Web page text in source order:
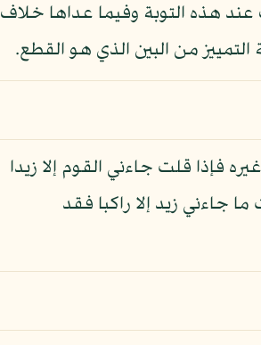
هذه التوبة وفيما عداها خلاف
من البين الذي هو القطع.
فإذا قلت جاءني القوم إلا زيدا
جاءني زيد إلا راكبا فقد